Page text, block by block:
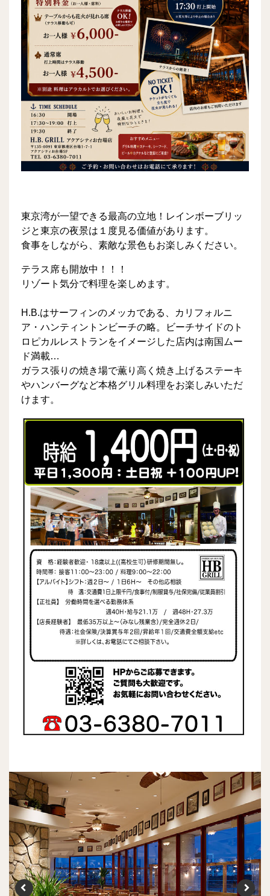
東京湾が一望できる最高の立地！レインボーブリッ
ジと東京の夜景は１度見る価値があります。
食事をしながら、素敵な景色もお楽しみください。
テラス席も開放中！！！
リゾート気分で料理を楽しめます。
H.B.はサーフィンのメッカである、カリフォルニ
ア・ハンティントンビーチの略。ビーチサイドのト
ロピカルレストランをイメージした店内は南国ムー
ド満載…
ガラス張りの焼き場で薫り高く焼き上げるステーキ
やハンバーグなど本格グリル料理をお楽しみいただ
けます。